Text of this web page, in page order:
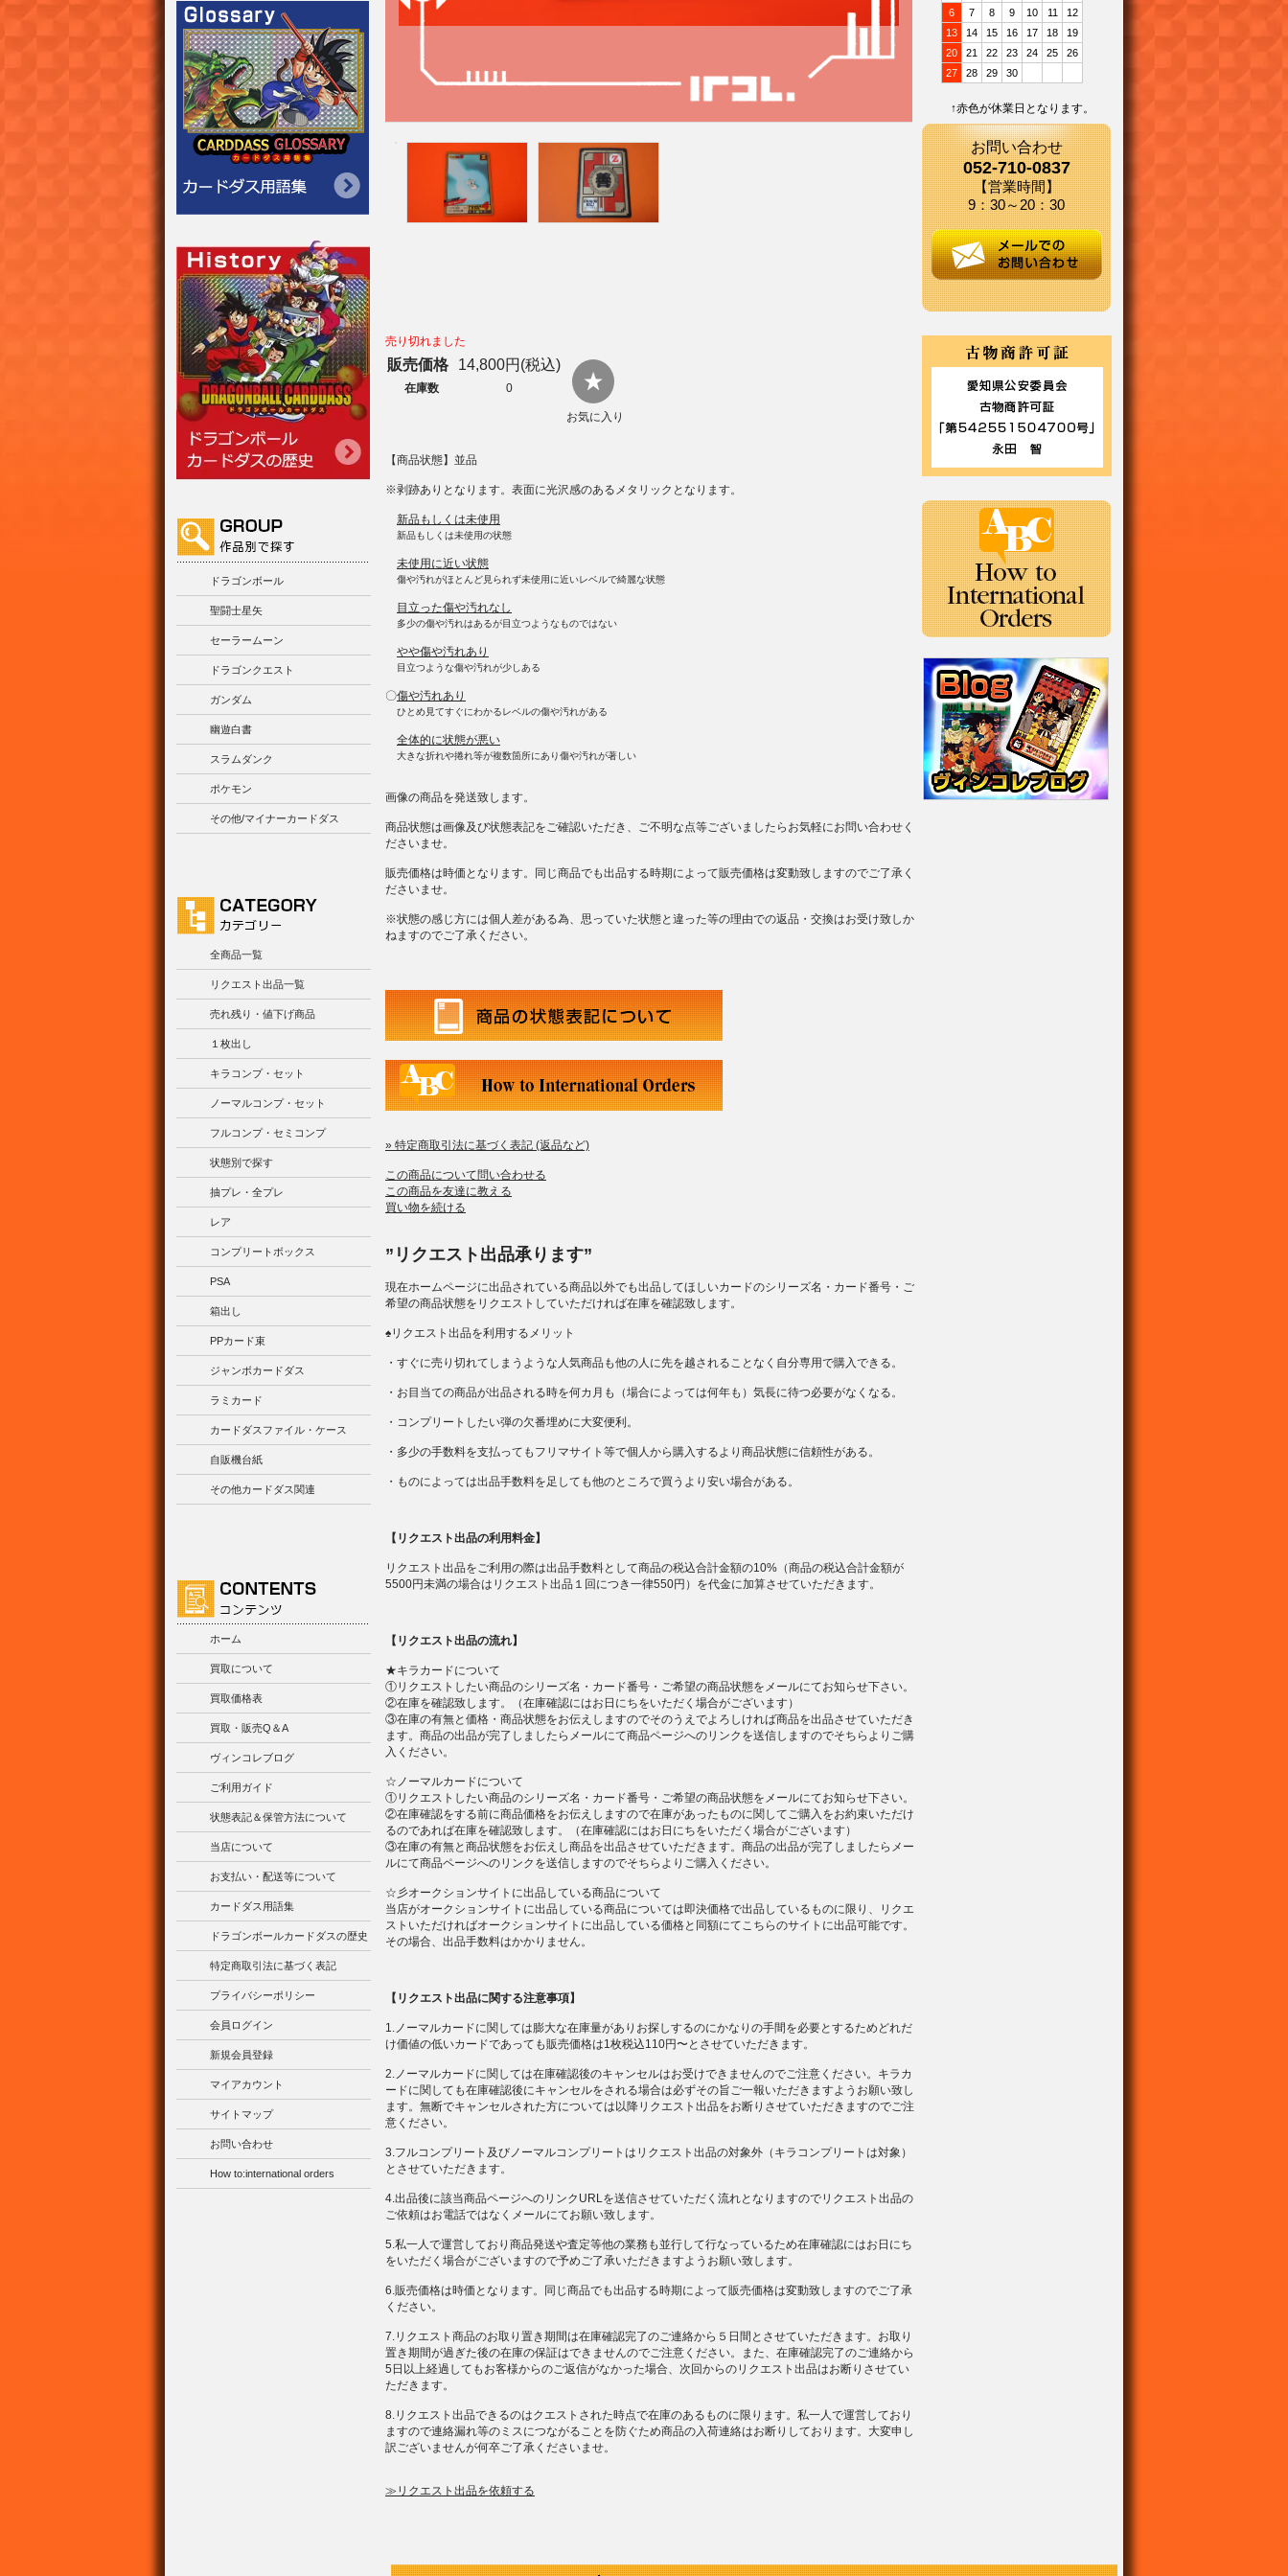
ドラゴンボール
聖闘士星矢
セーラームーン
ドラゴンクエスト
ガンダム
幽遊白書
スラムダンク
ポケモン
その他/マイナーカードダス
全商品一覧
リクエスト出品一覧
売れ残り・値下げ商品
１枚出し
キラコンプ・セット
ノーマルコンプ・セット
フルコンプ・セミコンプ
状態別で探す
抽プレ・全プレ
レア
コンプリートボックス
PSA
箱出し
PPカード束
ジャンボカードダス
ラミカード
カードダスファイル・ケース
自販機台紙
その他カードダス関連
ホーム
買取について
買取価格表
買取・販売Q＆A
ヴィンコレブログ
ご利用ガイド
状態表記＆保管方法について
当店について
お支払い・配送等について
カードダス用語集
ドラゴンボールカードダスの歴史
特定商取引法に基づく表記
プライバシーポリシー
会員ログイン
新規会員登録
マイアカウント
サイトマップ
お問い合わせ
How to:international orders
売り切れました
販売価格 14,800円(税込)
在庫数 0
お気に入り
【商品状態】並品
※剥跡ありとなります。表面に光沢感のあるメタリックとなります。
新品もしくは未使用
新品もしくは未使用の状態
未使用に近い状態
傷や汚れがほとんど見られず未使用に近いレベルで綺麗な状態
目立った傷や汚れなし
多少の傷や汚れはあるが目立つようなものではない
やや傷や汚れあり
目立つような傷や汚れが少しある
〇傷や汚れあり
ひとめ見てすぐにわかるレベルの傷や汚れがある
全体的に状態が悪い
大きな折れや捲れ等が複数箇所にあり傷や汚れが著しい
画像の商品を発送致します。
商品状態は画像及び状態表記をご確認いただき、ご不明な点等ございましたらお気軽にお問い合わせく
ださいませ。
販売価格は時価となります。同じ商品でも出品する時期によって販売価格は変動致しますのでご了承く
ださいませ。
※状態の感じ方には個人差がある為、思っていた状態と違った等の理由での返品・交換はお受け致しか
ねますのでご了承ください。
» 特定商取引法に基づく表記 (返品など)
この商品について問い合わせる
この商品を友達に教える
買い物を続ける
”リクエスト出品承ります”
現在ホームページに出品されている商品以外でも出品してほしいカードのシリーズ名・カード番号・ご
希望の商品状態をリクエストしていただければ在庫を確認致します。
♠リクエスト出品を利用するメリット
・すぐに売り切れてしまうような人気商品も他の人に先を越されることなく自分専用で購入できる。
・お目当ての商品が出品される時を何カ月も（場合によっては何年も）気長に待つ必要がなくなる。
・コンプリートしたい弾の欠番埋めに大変便利。
・多少の手数料を支払ってもフリマサイト等で個人から購入するより商品状態に信頼性がある。
・ものによっては出品手数料を足しても他のところで買うより安い場合がある。
【リクエスト出品の利用料金】
リクエスト出品をご利用の際は出品手数料として商品の税込合計金額の10%（商品の税込合計金額が
5500円未満の場合はリクエスト出品１回につき一律550円）を代金に加算させていただきます。
【リクエスト出品の流れ】
★キラカードについて
①リクエストしたい商品のシリーズ名・カード番号・ご希望の商品状態をメールにてお知らせ下さい。
②在庫を確認致します。（在庫確認にはお日にちをいただく場合がございます）
③在庫の有無と価格・商品状態をお伝えしますのでそのうえでよろしければ商品を出品させていただき
ます。商品の出品が完了しましたらメールにて商品ページへのリンクを送信しますのでそちらよりご購
入ください。
☆ノーマルカードについて
①リクエストしたい商品のシリーズ名・カード番号・ご希望の商品状態をメールにてお知らせ下さい。
②在庫確認をする前に商品価格をお伝えしますので在庫があったものに関してご購入をお約束いただけ
るのであれば在庫を確認致します。（在庫確認にはお日にちをいただく場合がございます）
③在庫の有無と商品状態をお伝えし商品を出品させていただきます。商品の出品が完了しましたらメー
ルにて商品ページへのリンクを送信しますのでそちらよりご購入ください。
☆彡オークションサイトに出品している商品について
当店がオークションサイトに出品している商品については即決価格で出品しているものに限り、リクエ
ストいただければオークションサイトに出品している価格と同額にてこちらのサイトに出品可能です。
その場合、出品手数料はかかりません。
【リクエスト出品に関する注意事項】
1.ノーマルカードに関しては膨大な在庫量がありお探しするのにかなりの手間を必要とするためどれだ
け価値の低いカードであっても販売価格は1枚税込110円〜とさせていただきます。
2.ノーマルカードに関しては在庫確認後のキャンセルはお受けできませんのでご注意ください。キラカ
ードに関しても在庫確認後にキャンセルをされる場合は必ずその旨ご一報いただきますようお願い致し
ます。無断でキャンセルされた方については以降リクエスト出品をお断りさせていただきますのでご注
意ください。
3.フルコンプリート及びノーマルコンプリートはリクエスト出品の対象外（キラコンプリートは対象）
とさせていただきます。
4.出品後に該当商品ページへのリンクURLを送信させていただく流れとなりますのでリクエスト出品の
ご依頼はお電話ではなくメールにてお願い致します。
5.私一人で運営しており商品発送や査定等他の業務も並行して行なっているため在庫確認にはお日にち
をいただく場合がございますので予めご了承いただきますようお願い致します。
6.販売価格は時価となります。同じ商品でも出品する時期によって販売価格は変動致しますのでご了承
ください。
7.リクエスト商品のお取り置き期間は在庫確認完了のご連絡から５日間とさせていただきます。お取り
置き期間が過ぎた後の在庫の保証はできませんのでご注意ください。また、在庫確認完了のご連絡から
5日以上経過してもお客様からのご返信がなかった場合、次回からのリクエスト出品はお断りさせてい
ただきます。
8.リクエスト出品できるのはクエストされた時点で在庫のあるものに限ります。私一人で運営しており
ますので連絡漏れ等のミスにつながることを防ぐため商品の入荷連絡はお断りしております。大変申し
訳ございませんが何卒ご了承くださいませ。
≫リクエスト出品を依頼する
6 7 8 9 10 11
12
13
14 15 16 17 18
19
20
21 22 23 24 25
26
27
28 29 30
↑赤色が休業日となります。
お問い合わせ
052-710-0837
【営業時間】
9：30～20：30